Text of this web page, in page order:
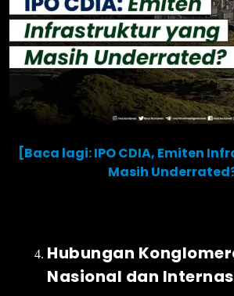
[Baca lagi: IPO CDIA, Emiten
Masih
Hubungan
Nasional dan